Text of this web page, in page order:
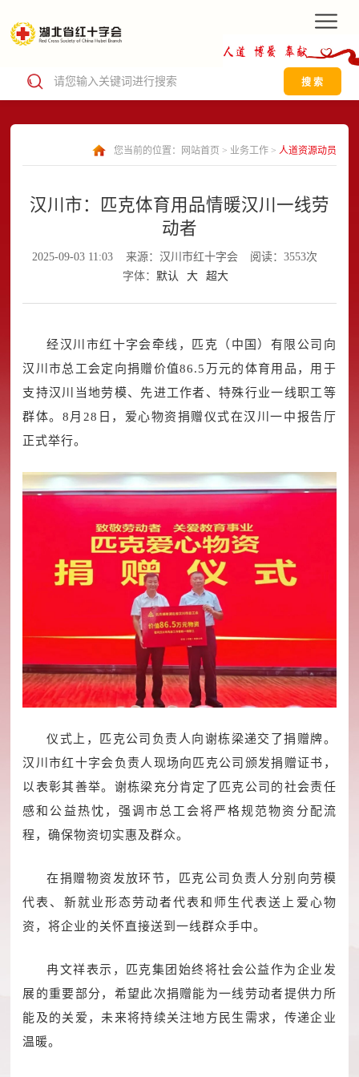
搜 索
您当前的位置： 网站首页 > 业务工作> 人道资源动员
汉川市：匹克体育用品情暖汉川一线劳
动者
2025-09-03 11:03 来源：汉川市红十字会
阅读：3553次
字体： 默认 大 超大
经汉川市红十字会牵线，匹克（中国）有限公司向
汉川市总工会定向捐赠价值86.5万元的体育用品，用于
支持汉川当地劳模、先进工作者、特殊行业一线职工等
群体。8月28日，爱心物资捐赠仪式在汉川一中报告厅
正式举行。
仪式上，匹克公司负责人向谢栋梁递交了捐赠牌。
汉川市红十字会负责人现场向匹克公司颁发捐赠证书，
以表彰其善举。谢栋梁充分肯定了匹克公司的社会责任
感和公益热忱，强调市总工会将严格规范物资分配流
程，确保物资切实惠及群众。
在捐赠物资发放环节，匹克公司负责人分别向劳模
代表、新就业形态劳动者代表和师生代表送上爱心物
资，将企业的关怀直接送到一线群众手中。
冉文祥表示，匹克集团始终将社会公益作为企业发
展的重要部分，希望此次捐赠能为一线劳动者提供力所
能及的关爱，未来将持续关注地方民生需求，传递企业
温暖。